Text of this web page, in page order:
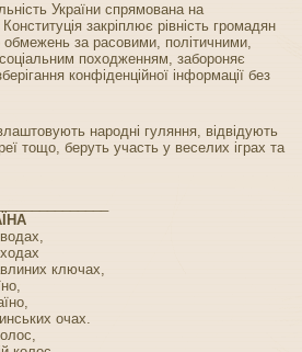
України спрямована на
закріплює рівність громадян
обмежень за расовими, політичними,
походженням, забороняє
конфіденційної інформації без
народні гуляння, відвідують
тощо, беруть участь у веселих іграх та
ключах,
очах.